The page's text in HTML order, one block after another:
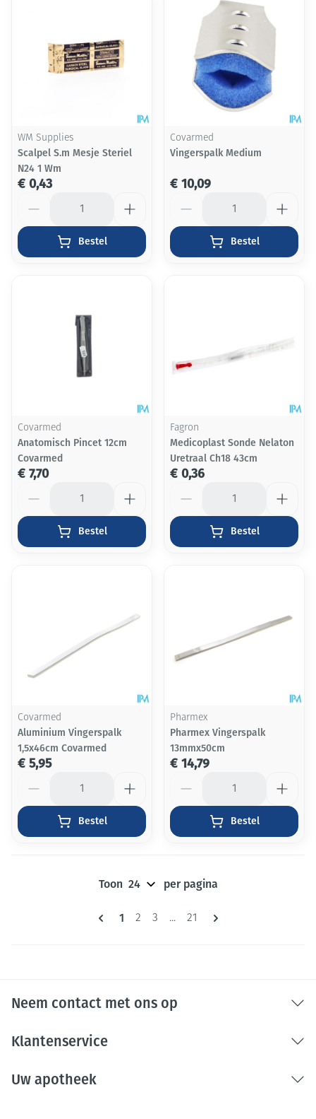
WM Supplies
Scalpel S.m Mesje Steriel
N24 1 Wm
€ 0,43
Bestel
Covarmed
Vingerspalk Medium
€ 10,09
Bestel
Covarmed
Anatomisch Pincet 12cm
Covarmed
€ 7,70
Bestel
Fagron
Medicoplast Sonde Nelaton
Uretraal Ch18 43cm
€ 0,36
Bestel
Covarmed
Aluminium Vingerspalk
1,5x46cm Covarmed
€ 5,95
Bestel
Pharmex
Pharmex Vingerspalk
13mmx50cm
€ 14,79
Bestel
Pagina's
U lees momenteel pagina
1 Pagina
2 Pagina
3 ... Pagina
21
Toon per pagina
Neem contact met ons op
Klantenservice
Uw apotheek